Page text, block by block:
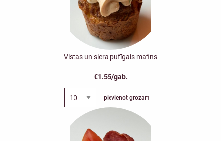
Vistas un siera pufīgais mafins
€1.55/gab.
pievienot grozam